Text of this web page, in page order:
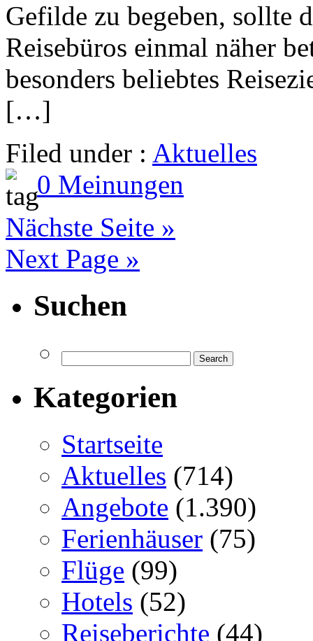
Gefilde zu begeben, sollte
Reisebüros einmal näher
besonders beliebtes
[…]
Filed under : Aktuelles
0 Meinungen
Nächste Seite »
Next Page »
Suchen
Kategorien
Startseite
Aktuelles (714)
Angebote (1.390)
Ferienhäuser (75)
Flüge (99)
Hotels (52)
Reiseberichte (44)